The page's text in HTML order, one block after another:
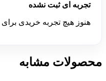
تجربه ای ثبت نشده
هنوز هیچ تجربه خریدی
محصولات مشابه